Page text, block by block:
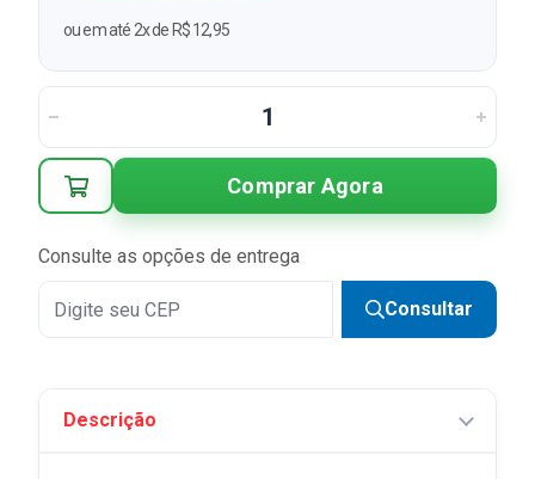
ou em até 2x de R$ 12,95
Comprar Agora
Consulte as opções de entrega
Consultar
Descrição